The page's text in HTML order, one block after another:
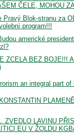
ČELE, MOHOU
Blok-stranu za
program!!!
americké
ZCELA BEZ BOJE!!!
an integral part
ZVEDLO LAVINU
EU V ŽOLDU